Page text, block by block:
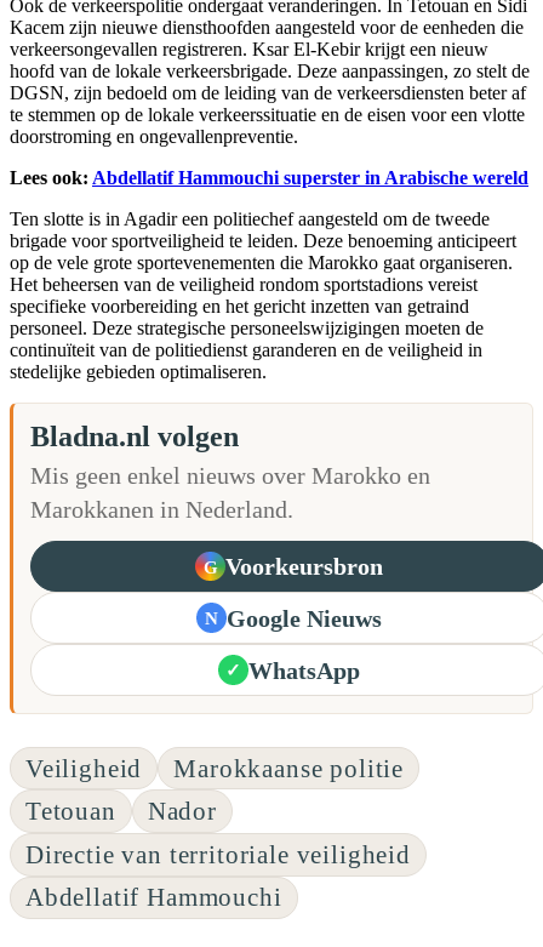
Ook de verkeerspolitie ondergaat veranderingen. In Tetouan en Sidi
Kacem zijn nieuwe diensthoofden aangesteld voor de eenheden die
verkeersongevallen registreren. Ksar El-Kebir krijgt een nieuw
hoofd van de lokale verkeersbrigade. Deze aanpassingen, zo stelt de
DGSN, zijn bedoeld om de leiding van de verkeersdiensten beter af
te stemmen op de lokale verkeerssituatie en de eisen voor een vlotte
doorstroming en ongevallenpreventie.
Lees ook: Abdellatif Hammouchi superster in Arabische wereld
Ten slotte is in Agadir een politiechef aangesteld om de tweede
brigade voor sportveiligheid te leiden. Deze benoeming anticipeert
op de vele grote sportevenementen die Marokko gaat organiseren.
Het beheersen van de veiligheid rondom sportstadions vereist
specifieke voorbereiding en het gericht inzetten van getraind
personeel. Deze strategische personeelswijzigingen moeten de
continuïteit van de politiedienst garanderen en de veiligheid in
stedelijke gebieden optimaliseren.
Bladna.nl volgen
Mis geen enkel nieuws over Marokko en
Marokkanen in Nederland.
G Voorkeursbron
N Google Nieuws
✓ WhatsApp
Veiligheid
Marokkaanse politie
Tetouan
Nador
Directie van territoriale veiligheid
Abdellatif Hammouchi